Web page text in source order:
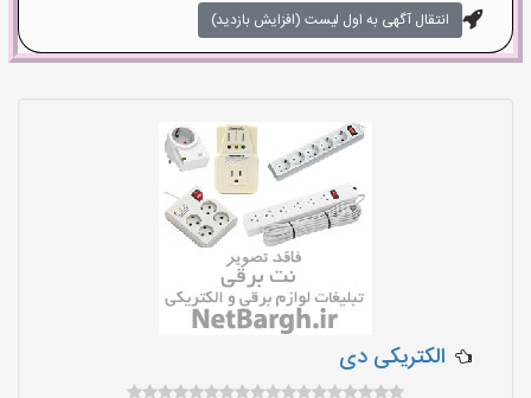
انتقال آگهی به اول لیست (افزایش بازدید)
الکتریکی دی